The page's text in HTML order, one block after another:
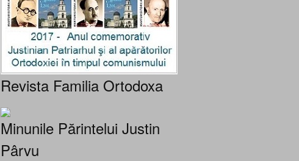
Revista Familia Ortodoxa
Minunile Părintelui Justin
Pârvu